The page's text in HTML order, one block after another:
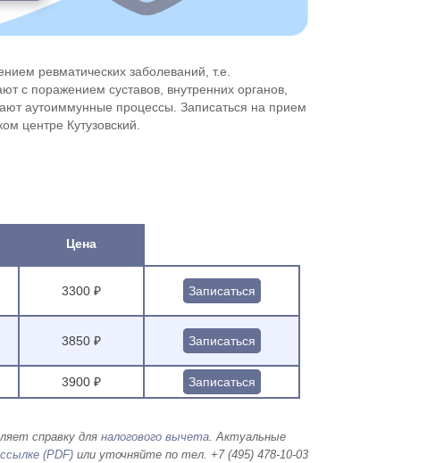
ревматических заболеваний, т.е.
с поражением суставов, внутренних органов,
аутоиммунные процессы. Записаться на прием
центре Кутузовский.
Цена
3300 ₽ Записаться
3850 ₽ Записаться
3900 ₽ Записаться
справку для налогового вычета. Актуальные
ссылке (PDF) или уточняйте по тел. +7 (495) 478-10-03